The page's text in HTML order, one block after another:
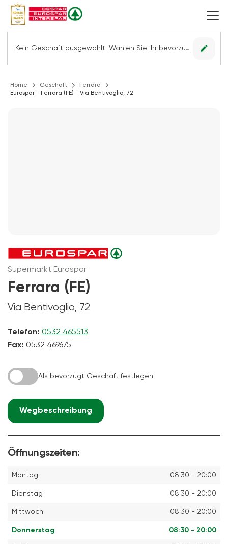
Kein Geschäft ausgewählt. Wählen Sie Ihr bevorzugtes Geschäft, um alle Angebote sehen zu können. edit
Home Geschäft
Ferrara
Eurospar - Ferrara (FE) - Via Bentivoglio, 72
Supermarkt Eurospar
Ferrara (FE)
Via Bentivoglio, 72
Telefon: 0532 465513
Fax: 0532 469675
Als bevorzugt Geschäft festlegen
Wegbeschreibung
Öffnungszeiten:
Montag 08:30 - 20:00
Dienstag 08:30 - 20:00
Mittwoch 08:30 - 20:00
Donnerstag 08:30 - 20:00